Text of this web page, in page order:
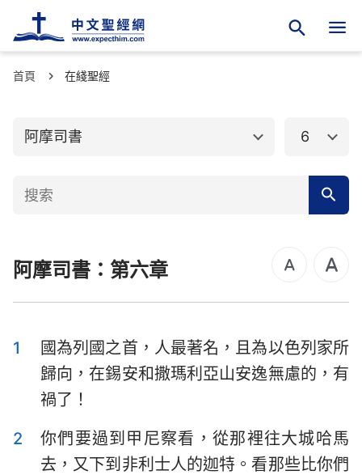
首頁 在綫聖經
阿摩司書
舊約聖經
創世記
申命記
撒母耳記上
歷代志上 歷代志下
以斯拉記 尼希米記
詩篇 箴言
6
阿摩司書：第六章
1
國為列國之首，人最著名，且為以色列家所
歸向，在錫安和撒瑪利亞山安逸無慮的，有
禍了！
2
你們要過到甲尼察看，從那裡往大城哈馬
去，又下到非利士人的迦特。看那些比你們